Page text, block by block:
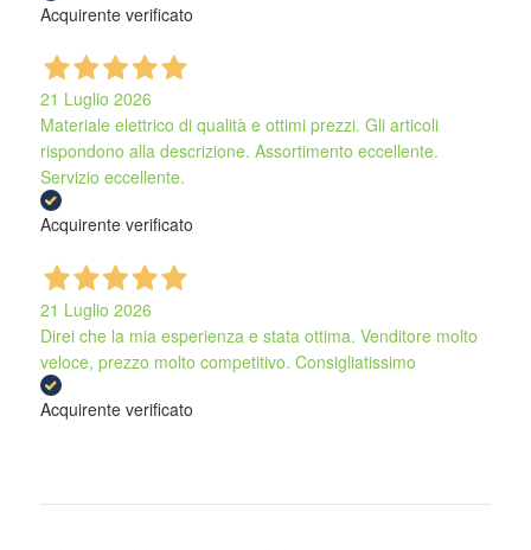
Acquirente verificato
21 Luglio 2026
Materiale elettrico di qualità e ottimi prezzi. Gli articoli
rispondono alla descrizione. Assortimento eccellente.
Servizio eccellente.
Acquirente verificato
21 Luglio 2026
Direi che la mia esperienza e stata ottima. Venditore molto
veloce, prezzo molto competitivo. Consigliatissimo
Acquirente verificato